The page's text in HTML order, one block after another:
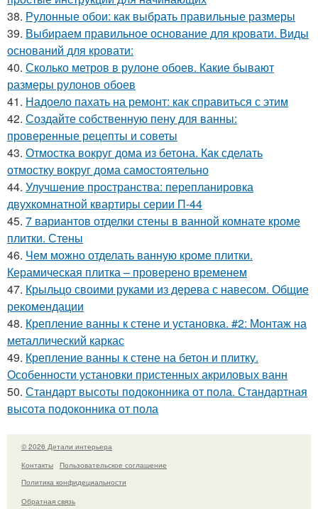
38. Рулонные обои: как выбрать правильные размеры
39. Выбираем правильное основание для кровати. Виды
оснований для кровати:
40. Сколько метров в рулоне обоев. Какие бывают
размеры рулонов обоев
41. Надоело пахать на ремонт: как справиться с этим
42. Создайте собственную пену для ванны:
проверенные рецепты и советы
43. Отмостка вокруг дома из бетона. Как сделать
отмостку вокруг дома самостоятельно
44. Улучшение пространства: перепланировка
двухкомнатной квартиры серии П-44
45. 7 вариантов отделки стены в ванной комнате кроме
плитки. Стены
46. Чем можно отделать ванную кроме плитки.
Керамическая плитка – проверено временем
47. Крыльцо своими руками из дерева с навесом. Общие
рекомендации
48. Крепление ванны к стене и установка. #2: Монтаж на
металлический каркас
49. Крепление ванны к стене на бетон и плитку.
Особенности установки пристенных акриловых ванн
50. Стандарт высоты подоконника от пола. Стандартная
высота подоконника от пола
© 2026 Детали интерьера
Контакты
Пользовательское соглашение
Политика конфидециальности
Обратная связь